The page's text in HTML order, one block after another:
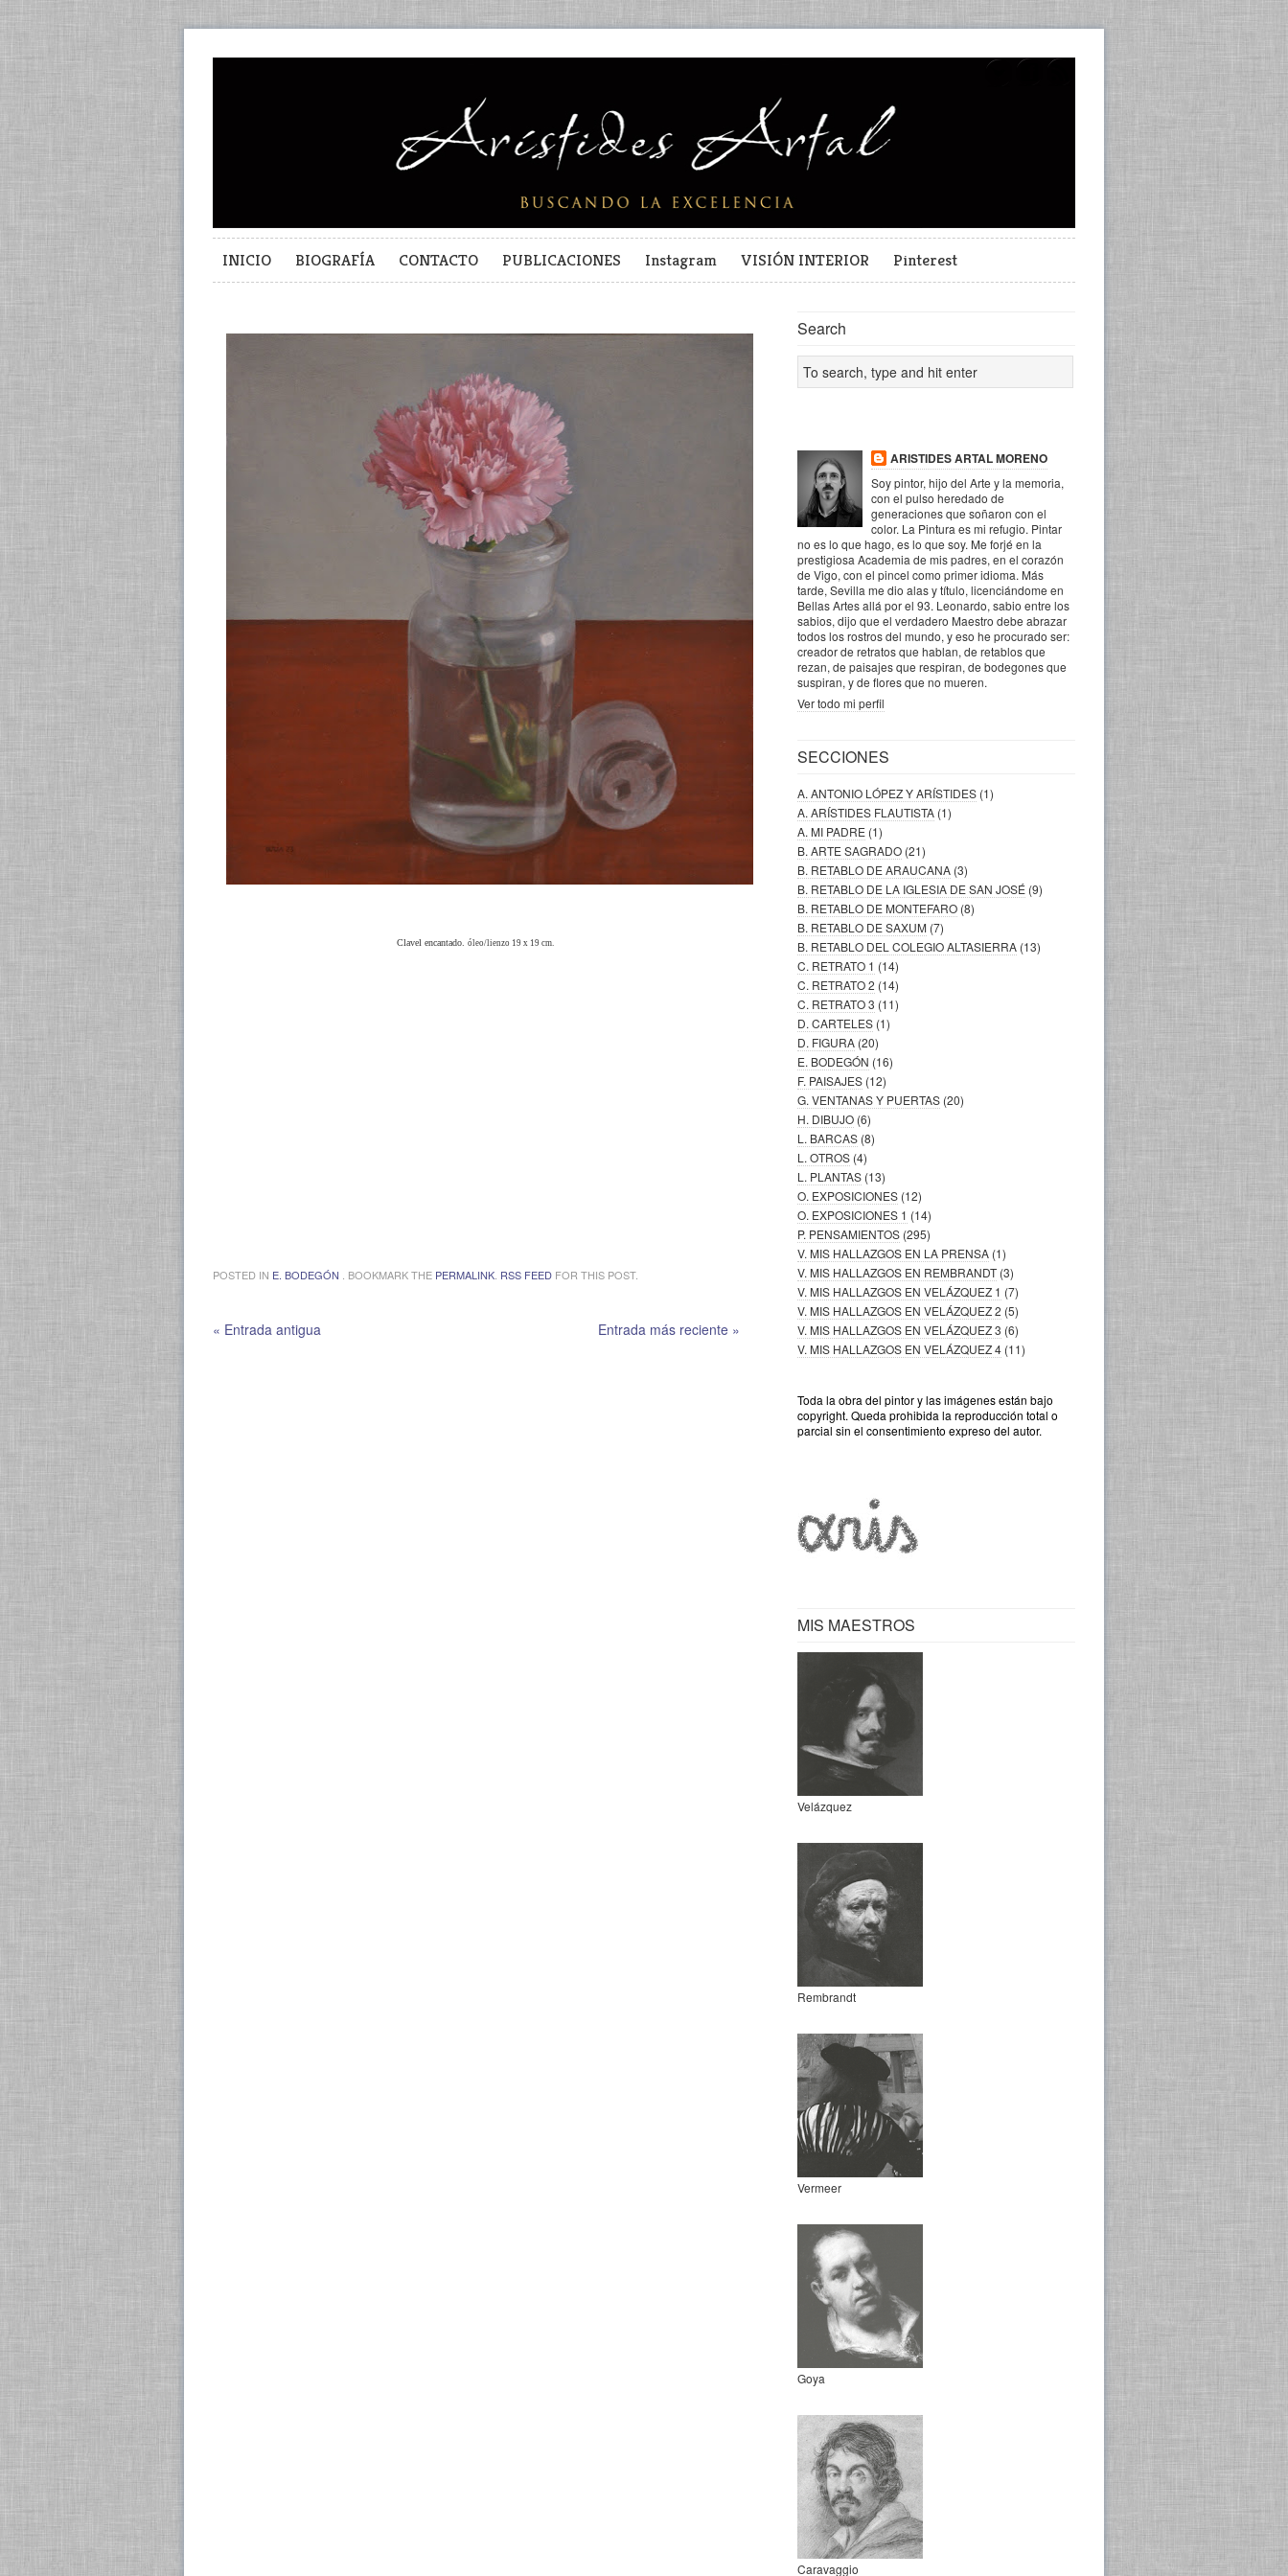
INICIO BIOGRAFÍA CONTACTO PUBLICACIONES Instagram VISIÓN INTERIOR Pinterest
Clavel encantado. óleo/lienzo 19 x 19 cm.
POSTED IN E. BODEGÓN . BOOKMARK THE PERMALINK RSS FEED FOR THIS POST.
Entrada más reciente »
« Entrada antigua
Search
ARISTIDES ARTAL MORENO
Soy pintor, hijo del Arte y la memoria,
con el pulso heredado de
generaciones que soñaron con el
color. La Pintura es mi refugio. Pintar
no es lo que hago, es lo que soy. Me forjé en la
prestigiosa Academia de mis padres, en el corazón
de Vigo, con el pincel como primer idioma. Más
tarde, Sevilla me dio alas y título, licenciándome en
Bellas Artes allá por el 93. Leonardo, sabio entre los
sabios, dijo que el verdadero Maestro debe abrazar
todos los rostros del mundo, y eso he procurado ser:
creador de retratos que hablan, de retablos que
rezan, de paisajes que respiran, de bodegones que
suspiran, y de flores que no mueren.
Ver todo mi perfil
SECCIONES
A. ANTONIO LÓPEZ Y ARÍSTIDES (1)
A. ARÍSTIDES FLAUTISTA (1)
A. MI PADRE (1)
B. ARTE SAGRADO (21)
B. RETABLO DE ARAUCANA (3)
B. RETABLO DE LA IGLESIA DE SAN JOSÉ (9)
B. RETABLO DE MONTEFARO (8)
B. RETABLO DE SAXUM (7)
B. RETABLO DEL COLEGIO ALTASIERRA (13)
C. RETRATO 1 (14)
C. RETRATO 2 (14)
C. RETRATO 3 (11)
D. CARTELES (1)
D. FIGURA (20)
E. BODEGÓN (16)
F. PAISAJES (12)
G. VENTANAS Y PUERTAS (20)
H. DIBUJO (6)
L. BARCAS (8)
L. OTROS (4)
L. PLANTAS (13)
O. EXPOSICIONES (12)
O. EXPOSICIONES 1 (14)
P. PENSAMIENTOS (295)
V. MIS HALLAZGOS EN LA PRENSA (1)
V. MIS HALLAZGOS EN REMBRANDT (3)
V. MIS HALLAZGOS EN VELÁZQUEZ 1 (7)
V. MIS HALLAZGOS EN VELÁZQUEZ 2 (5)
V. MIS HALLAZGOS EN VELÁZQUEZ 3 (6)
V. MIS HALLAZGOS EN VELÁZQUEZ 4 (11)
Toda la obra del pintor y las imágenes están bajo
copyright. Queda prohibida la reproducción total o
parcial sin el consentimiento expreso del autor.
MIS MAESTROS
Velázquez
Rembrandt
Vermeer
Goya
Caravaggio